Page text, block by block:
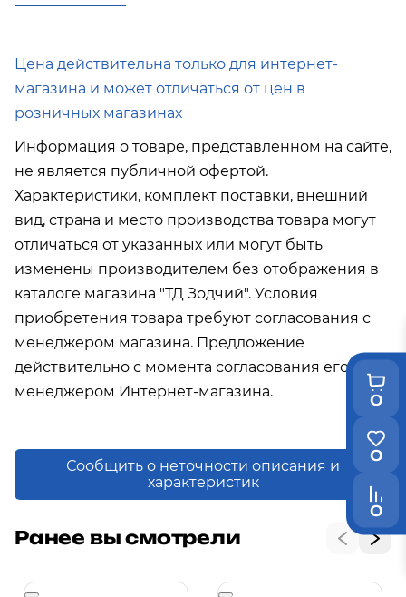
0
0
0
Цена действительна только для интернет-
магазина и может отличаться от цен в
розничных магазинах
Информация о товаре, представленном на сайте,
не является публичной офертой.
Характеристики, комплект поставки, внешний
вид, страна и место производства товара могут
отличаться от указанных или могут быть
изменены производителем без отображения в
каталоге магазина "ТД Зодчий". Условия
приобретения товара требуют согласования с
менеджером магазина. Предложение
действительно с момента согласования его с
менеджером Интернет-магазина.
Сообщить о неточности описания и
характеристик
Ранее вы смотрели